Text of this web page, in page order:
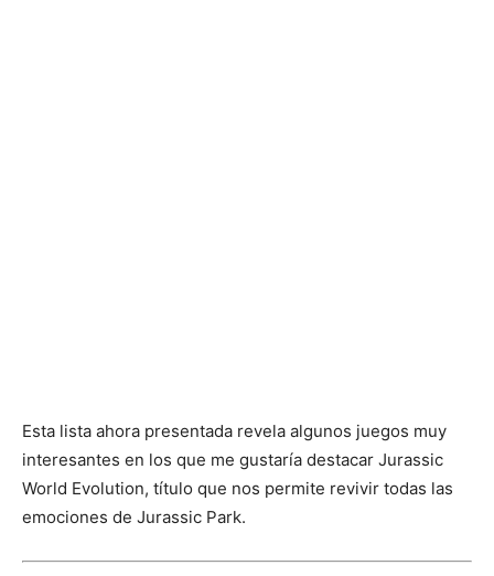
Esta lista ahora presentada revela algunos juegos muy
interesantes en los que me gustaría destacar Jurassic
World Evolution, título que nos permite revivir todas las
emociones de Jurassic Park.